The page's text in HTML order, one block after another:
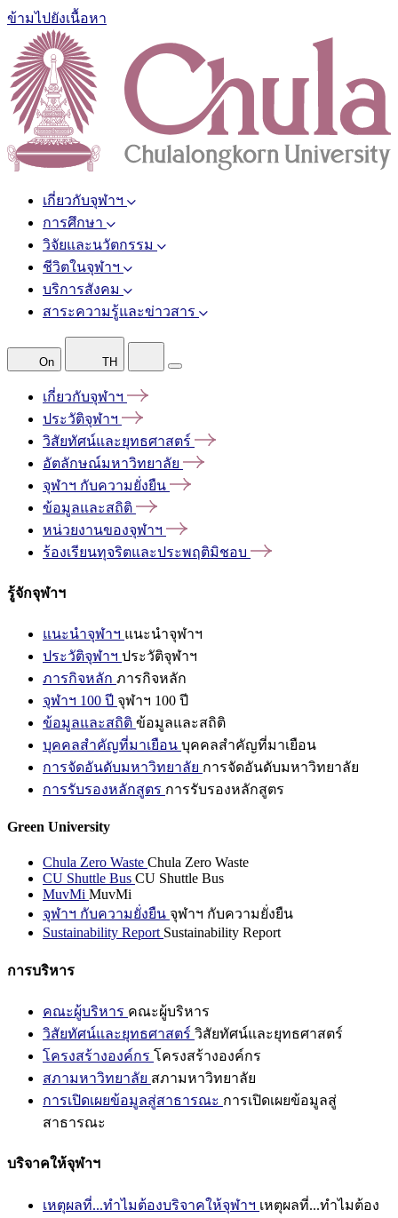
ข้ามไปยังเนื้อหา
เกี่ยวกับจุฬาฯ
การศึกษา
วิจัยและนวัตกรรม
ชีวิตในจุฬาฯ
บริการสังคม
สาระความรู้และข่าวสาร
On TH
เกี่ยวกับจุฬาฯ
ประวัติจุฬาฯ
วิสัยทัศน์และยุทธศาสตร์
อัตลักษณ์มหาวิทยาลัย
จุฬาฯ กับความยั่งยืน
ข้อมูลและสถิติ
หน่วยงานของจุฬาฯ
ร้องเรียนทุจริตและประพฤติมิชอบ
รู้จักจุฬาฯ
แนะนำจุฬาฯ แนะนำจุฬาฯ
ประวัติจุฬาฯ ประวัติจุฬาฯ
ภารกิจหลัก ภารกิจหลัก
จุฬาฯ 100 ปี จุฬาฯ 100 ปี
ข้อมูลและสถิติ ข้อมูลและสถิติ
บุคคลสำคัญที่มาเยือน บุคคลสำคัญที่มาเยือน
การจัดอันดับมหาวิทยาลัย การจัดอันดับมหาวิทยาลัย
การรับรองหลักสูตร การรับรองหลักสูตร
Green University
Chula Zero Waste Chula Zero Waste
CU Shuttle Bus CU Shuttle Bus
MuvMi MuvMi
จุฬาฯ กับความยั่งยืน จุฬาฯ กับความยั่งยืน
Sustainability Report Sustainability Report
การบริหาร
คณะผู้บริหาร คณะผู้บริหาร
วิสัยทัศน์และยุทธศาสตร์ วิสัยทัศน์และยุทธศาสตร์
โครงสร้างองค์กร โครงสร้างองค์กร
สภามหาวิทยาลัย สภามหาวิทยาลัย
การเปิดเผยข้อมูลสู่สาธารณะ การเปิดเผยข้อมูลสู่
สาธารณะ
บริจาคให้จุฬาฯ
เหตุผลที่...ทำไมต้องบริจาคให้จุฬาฯ เหตุผลที่...ทำไมต้อง